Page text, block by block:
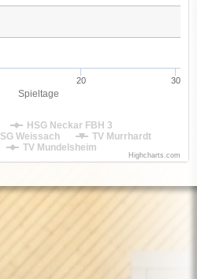
Spieltage
HSG Neckar FBH 3
SG Weissach
TV Murrhardt
TV Mundelsheim
20 30
Highcharts.com